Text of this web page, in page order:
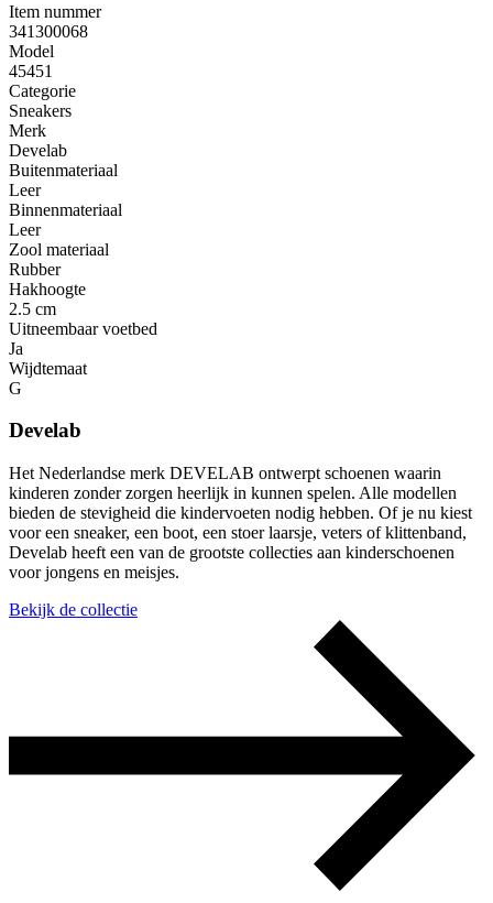
Item nummer
341300068
Model
45451
Categorie
Sneakers
Merk
Develab
Buitenmateriaal
Leer
Binnenmateriaal
Leer
Zool materiaal
Rubber
Hakhoogte
2.5 cm
Uitneembaar voetbed
Ja
Wijdtemaat
G
Develab
Het Nederlandse merk DEVELAB ontwerpt schoenen waarin
kinderen zonder zorgen heerlijk in kunnen spelen. Alle modellen
bieden de stevigheid die kindervoeten nodig hebben. Of je nu kiest
voor een sneaker, een boot, een stoer laarsje, veters of klittenband,
Develab heeft een van de grootste collecties aan kinderschoenen
voor jongens en meisjes.
Bekijk de collectie